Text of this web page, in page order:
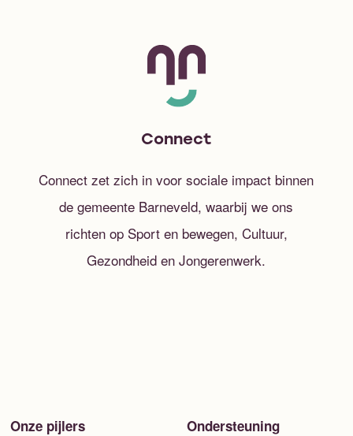
Connect
Connect zet zich in voor sociale impact binnen
de gemeente Barneveld, waarbij we ons
richten op Sport en bewegen, Cultuur,
Gezondheid en Jongerenwerk.
Onze pijlers Ondersteuning